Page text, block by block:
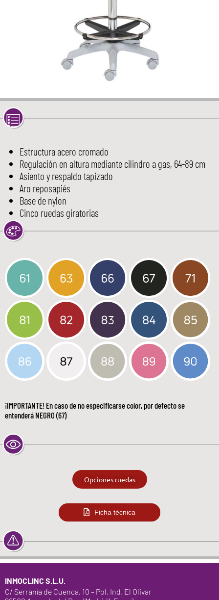
Estructura acero cromado
Regulación en altura mediante cilindro a gas, 64-89 cm
Asiento y respaldo tapizado
Aro reposapiés
Base de nylon
Cinco ruedas giratorias
¡IMPORTANTE! En caso de no especificarse color, por defecto se
entenderá NEGRO (67)
Opciones ruedas
Ficha técnica
INMOCLINC S.L.U.
C/ Serranía de Cuenca, 10 – Pol. Ind. El Olivar